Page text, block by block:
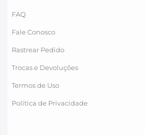
FAQ
Fale Conosco
Rastrear Pedido
Trocas e Devoluções
Termos de Uso
Política de Privacidade